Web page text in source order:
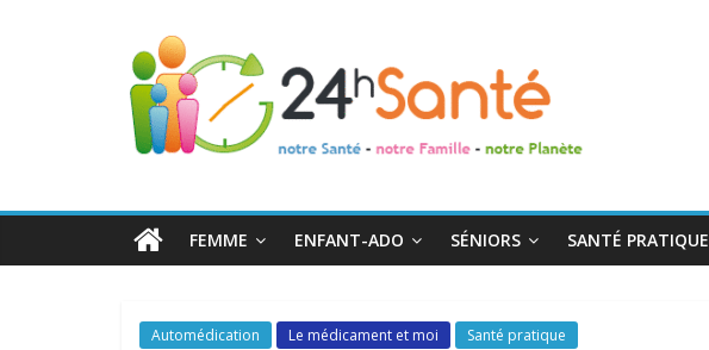
24h
Santé
toute
FEMME ENFANT-ADO SÉNIORS SANTÉ PRATIQUE
Automédication Le médicament et moi Santé pratique